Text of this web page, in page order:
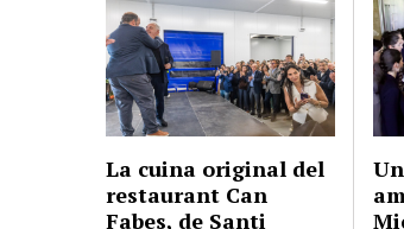
La cuina original del
restaurant Can
Fabes, de Santi